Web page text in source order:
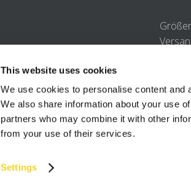
This website uses cookies
We use cookies to personalise content
We also share information about your use
partners who may combine it with other
from your use of their services.
Settings
UV-
B2B